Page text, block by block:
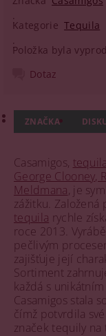
Kategorie Tequila
Položka byla
Dotaz
ZNAČKA
Casamigos,
George Clooney,
Meldmana, je
zážitku.
tequila rychle
roce 2013.
pečlivým
zajišťuje její
Sortiment
každá s
Casamigos stala
čímž potvrdila
značek tequily na